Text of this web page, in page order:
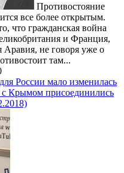
Противостояние
все более открытым.
что гражданская война
и Франция,
Аравия, не говоря уже о
там...
России мало изменилась
с Крымом присоединились